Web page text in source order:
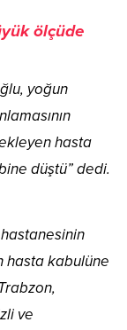
ölçüde
yoğun
hasta
düştü” dedi.
hasta kabulüne
ve